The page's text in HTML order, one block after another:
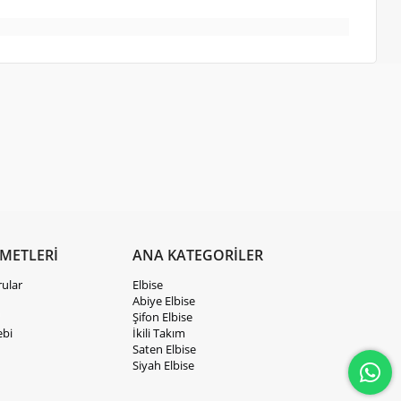
ANA KATEGORİLER
Elbise
Abiye Elbise
Şifon Elbise
İkili Takım
Saten Elbise
Siyah Elbise